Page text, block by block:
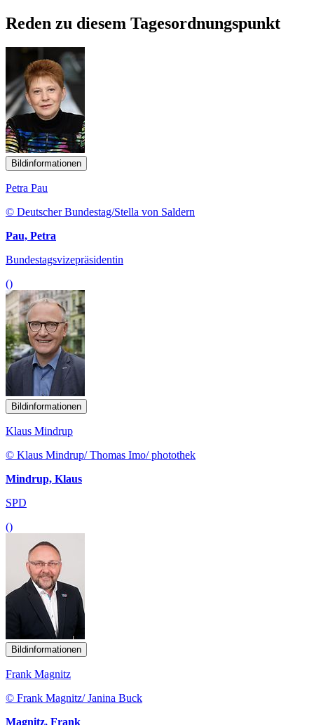
Reden zu diesem Tagesordnungspunkt
Bildinformationen
Petra Pau
© Deutscher Bundestag/Stella von Saldern
Pau, Petra
Bundestagsvizepräsidentin
()
Bildinformationen
Klaus Mindrup
© Klaus Mindrup/ Thomas Imo/ photothek
Mindrup, Klaus
SPD
()
Bildinformationen
Frank Magnitz
© Frank Magnitz/ Janina Buck
Magnitz, Frank